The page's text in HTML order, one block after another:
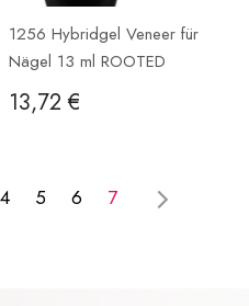
1256 Hybridgel Veneer für
Nägel 13 ml ROOTED
13,72 €
4 5 6 7